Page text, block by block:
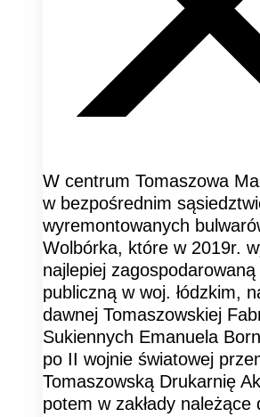
W centrum Tomaszowa
w bezpośrednim
wyremontowanych
Wolbórka, które w 2019r.
najlepiej
publiczną w woj. łódzkim,
dawnej Tomaszowskiej
Sukiennych Emanuela
po II wojnie światowej
Tomaszowską Drukarnię
potem w zakłady należące